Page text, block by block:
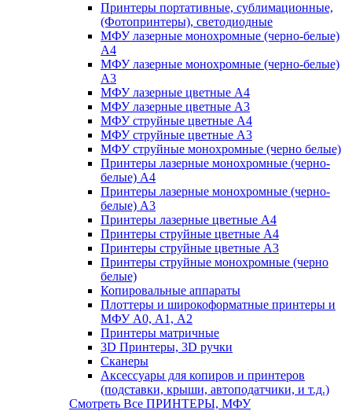
Принтеры портативные, сублимационные,
(Фотопринтеры), светодиодные
МФУ лазерные монохромные (черно-белые)
A4
МФУ лазерные монохромные (черно-белые)
A3
МФУ лазерные цветные A4
МФУ лазерные цветные A3
МФУ струйные цветные A4
МФУ струйные цветные A3
МФУ струйные монохромные (черно белые)
Принтеры лазерные монохромные (черно-
белые) A4
Принтеры лазерные монохромные (черно-
белые) A3
Принтеры лазерные цветные A4
Принтеры струйные цветные A4
Принтеры струйные цветные A3
Принтеры струйные монохромные (черно
белые)
Копировальные аппараты
Плоттеры и широкоформатные принтеры и
МФУ А0, А1, А2
Принтеры матричные
3D Принтеры, 3D ручки
Сканеры
Аксессуары для копиров и принтеров
(подставки, крыши, автоподатчики, и т.д.)
Смотреть Все ПРИНТЕРЫ, МФУ